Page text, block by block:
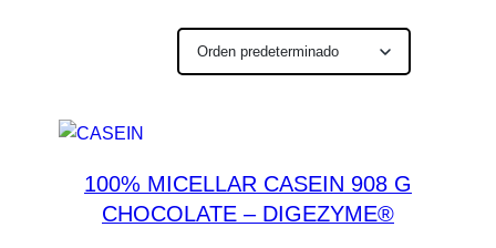
100% MICELLAR CASEIN 908 G
CHOCOLATE – DIGEZYME®